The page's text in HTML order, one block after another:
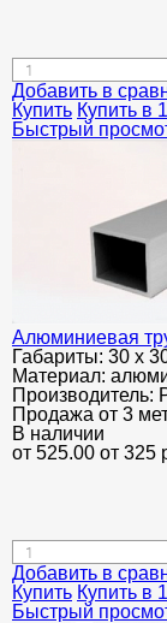
Добавить в
Купить Купить в
Быстрый
Алюминиевая
Габариты: 30 х
Материал:
Производитель:
Продажа от 3
В наличии
от 525.00 от 325
Добавить в
Купить Купить в
Быстрый